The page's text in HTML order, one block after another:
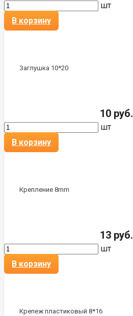
шт
В корзину
Заглушка 10*20
10 руб.
шт
В корзину
Крепление 8mm
13 руб.
шт
В корзину
Крепеж пластиковый 8*16